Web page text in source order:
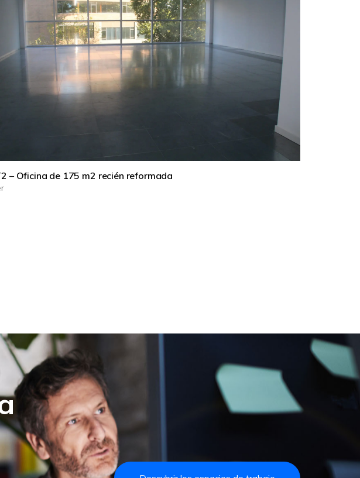
– Oficina de 175 m2 recién reformada